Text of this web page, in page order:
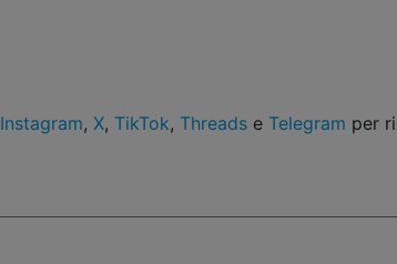
Instagram, X, TikTok, Threads e Telegram per